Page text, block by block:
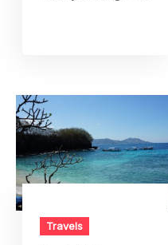
Travels